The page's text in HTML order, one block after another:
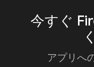
今すぐ
アプリへ